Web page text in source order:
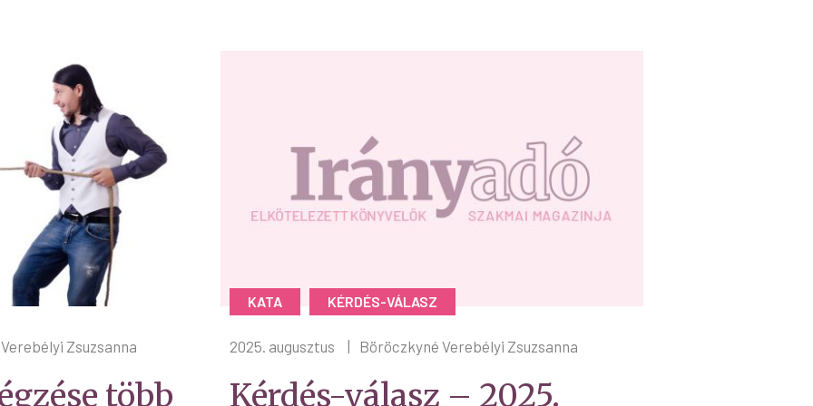
Zsuzsanna
több
KATA KÉRDÉS-VÁLASZ
2025. augusztus | Böröczkyné Verebélyi Zsuzsanna
Kérdés-válasz – 2025.